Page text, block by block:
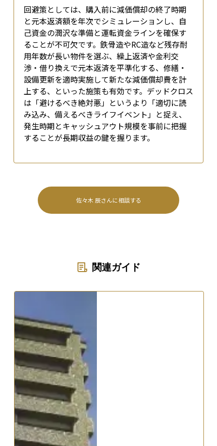
回避策としては、購入前に減価償却の終了時期
と元本返済額を年次でシミュレーションし、自
己資金の潤沢な準備と運転資金ラインを確保す
ることが不可欠です。鉄骨造やRC造など残存耐
用年数が長い物件を選ぶ、繰上返済や金利交
渉・借り換えで元本返済を平準化する、修繕・
設備更新を適時実施して新たな減価償却費を計
上する、といった施策も有効です。デッドクロス
は「避けるべき絶対悪」というより「適切に読
み込み、備えるべきライフイベント」と捉え、
発生時期とキャッシュアウト規模を事前に把握
することが長期収益の鍵を握ります。
佐々木 辰さんに相談する
関連ガイド